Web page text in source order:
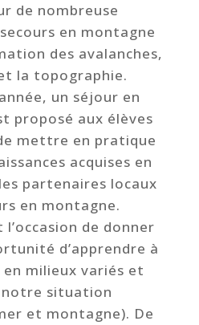
de nombreuse
en montagne
des avalanches,
la topographie.
un séjour en
proposé aux élèves
mettre en pratique
acquises en
partenaires locaux
en montagne.
de donner
d’apprendre à
milieux variés et
notre situation
et montagne). De